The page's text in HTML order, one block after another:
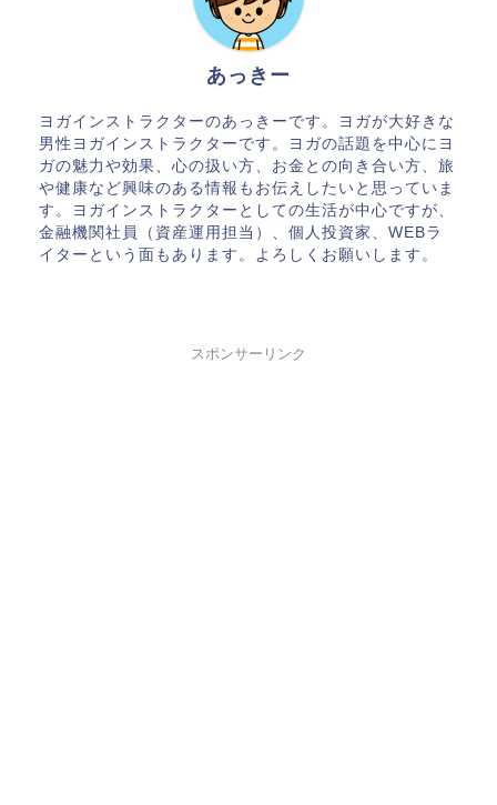
あっきー
ヨガインストラクターのあっきーです。ヨガが大好きな
男性ヨガインストラクターです。ヨガの話題を中心にヨ
ガの魅力や効果、心の扱い方、お金との向き合い方、旅
や健康など興味のある情報もお伝えしたいと思っていま
す。ヨガインストラクターとしての生活が中心ですが、
金融機関社員（資産運用担当）、個人投資家、WEBラ
イターという面もあります。よろしくお願いします。
スポンサーリンク